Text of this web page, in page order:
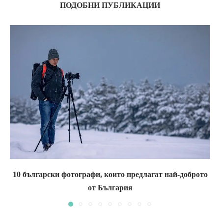
ПОДОБНИ ПУБЛИКАЦИИ
10 български фотографи, които предлагат най-доброто
от България